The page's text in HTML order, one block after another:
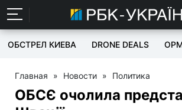
ОБСТРЕЛ КИЕВА DRONE DEALS
Главная » Новости » Политика
ОБСЄ очолила